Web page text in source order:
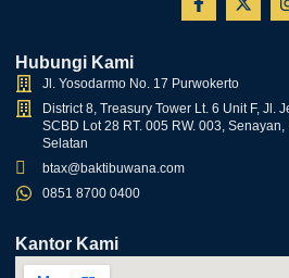
Hubungi Kami
Jl. Yosodarmo No. 17 Purwokerto
District 8, Treasury Tower Lt. 6 Unit F, Jl.
SCBD Lot 28 RT. 005 RW. 003,
Selatan
btax@baktibuwana.com
0851 8700 0400
Kantor Kami